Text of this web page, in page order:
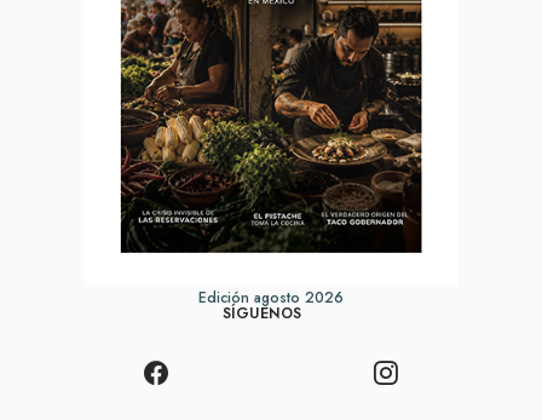
Edición agosto 2026
SÍGUENOS